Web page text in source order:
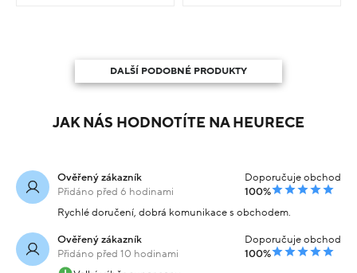
DALŠÍ PODOBNÉ PRODUKTY
JAK NÁS HODNOTÍTE NA HEURECE
Ověřený zákazník
Přidáno před 6 hodinami
Doporučuje obchod
100%
Rychlé doručení, dobrá komunikace s obchodem.
Ověřený zákazník
Přidáno před 10 hodinami
Doporučuje obchod
100%